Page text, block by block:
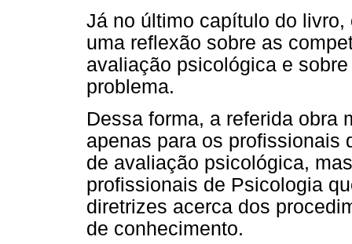
Já no último capítulo do
uma reflexão sobre as
avaliação psicológica e
problema.
Dessa forma, a referida obra
apenas para os profissionais
de avaliação psicológica,
profissionais de Psicologia
diretrizes acerca dos
de conhecimento.